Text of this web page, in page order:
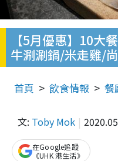
【5月優惠】10大
牛涮涮鍋/米走雞/
首頁 飲食情報 餐
文: Toby Mok
在Google追蹤
《UHK 港生活》